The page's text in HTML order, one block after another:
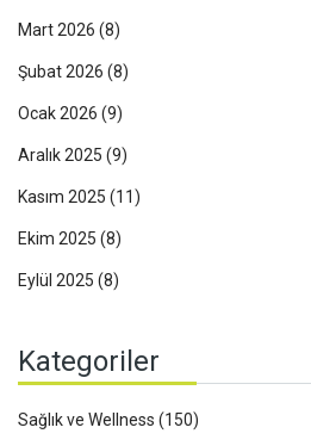
Mart 2026 (8)
Şubat 2026 (8)
Ocak 2026 (9)
Aralık 2025 (9)
Kasım 2025 (11)
Ekim 2025 (8)
Eylül 2025 (8)
Kategoriler
Sağlık ve Wellness (150)